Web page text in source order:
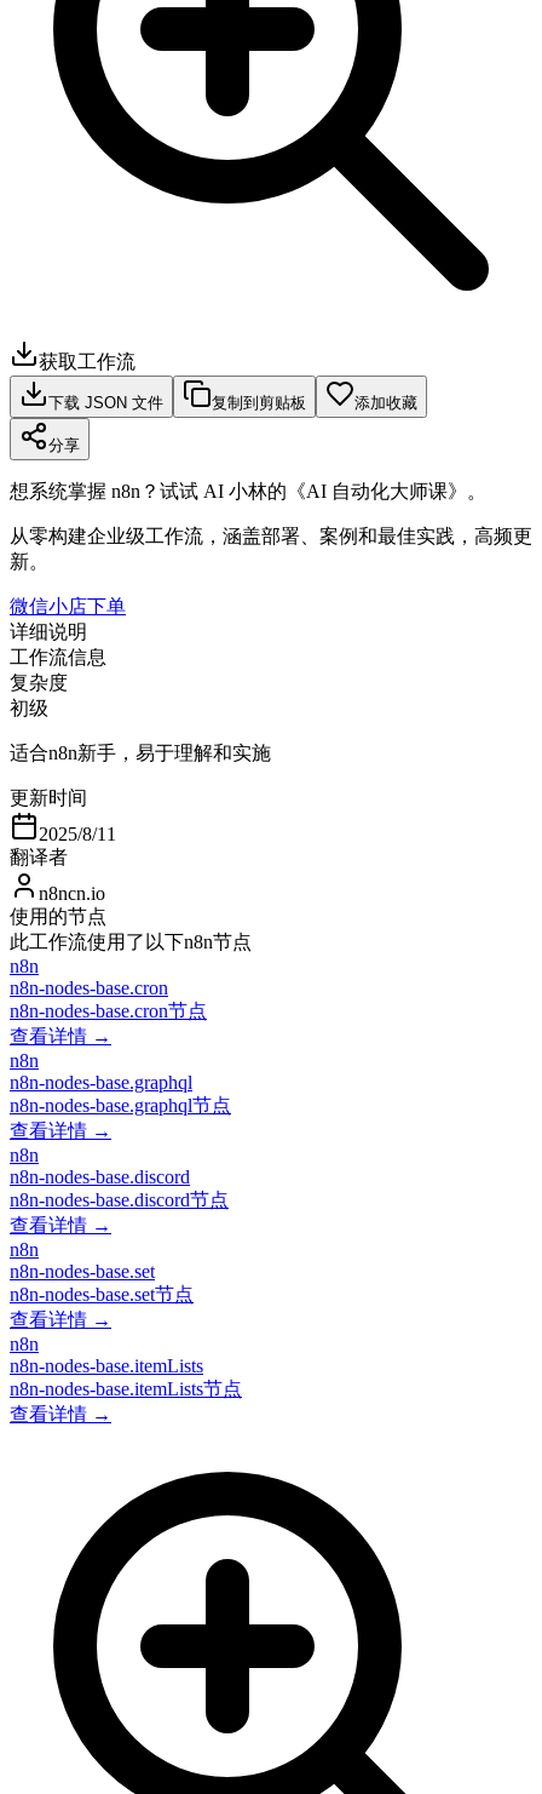
获取工作流
下载 JSON 文件 复制到剪贴板 添加收藏
分享
想系统掌握 n8n？试试 AI 小林的《AI 自动化大师课》。
从零构建企业级工作流，涵盖部署、案例和最佳实践，高频更
新。
微信小店下单
详细说明
工作流信息
复杂度
初级
适合n8n新手，易于理解和实施
更新时间
2025/8/11
翻译者
n8ncn.io
使用的节点
此工作流使用了以下n8n节点
n8n
n8n-nodes-base.cron
n8n-nodes-base.cron节点
查看详情 →
n8n
n8n-nodes-base.graphql
n8n-nodes-base.graphql节点
查看详情 →
n8n
n8n-nodes-base.discord
n8n-nodes-base.discord节点
查看详情 →
n8n
n8n-nodes-base.set
n8n-nodes-base.set节点
查看详情 →
n8n
n8n-nodes-base.itemLists
n8n-nodes-base.itemLists节点
查看详情 →